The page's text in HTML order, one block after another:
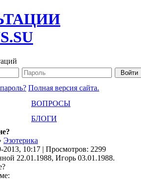
Полная версия сайта.
ВОПРОСЫ
БЛОГИ
Эзотерика
2013, 10:17 | Просмотров: 2299
22.01.1988, Игорь 03.01.1988.